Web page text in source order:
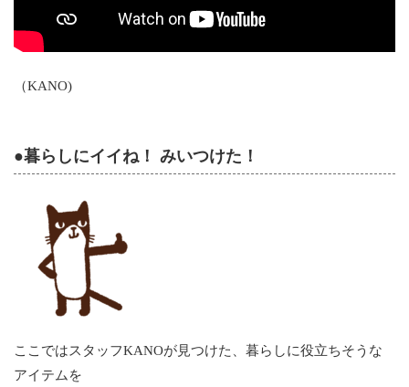
（KANO)
●暮らしにイイね！ みいつけた！
ここではスタッフKANOが見つけた、暮らしに役立ちそうな
アイテムを